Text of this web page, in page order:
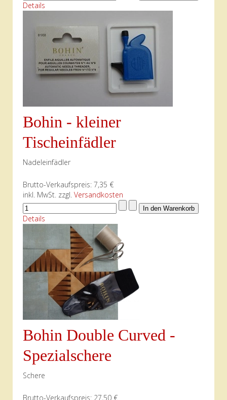
Details
Bohin - kleiner
Tischeinfädler
Nadeleinfädler
Brutto-Verkaufspreis: 7,35 €
inkl. MwSt. zzgl. Versandkosten
Details
Bohin Double Curved -
Spezialschere
Schere
Brutto-Verkaufspreis: 27,50 €